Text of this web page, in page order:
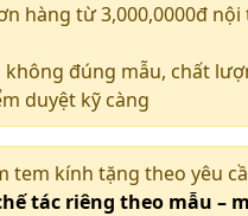
hàng từ 3,000,0000đ nội
không đúng mẫu, chất
duyệt kỹ càng
tem kính tặng theo yêu
tác riêng theo mẫu –